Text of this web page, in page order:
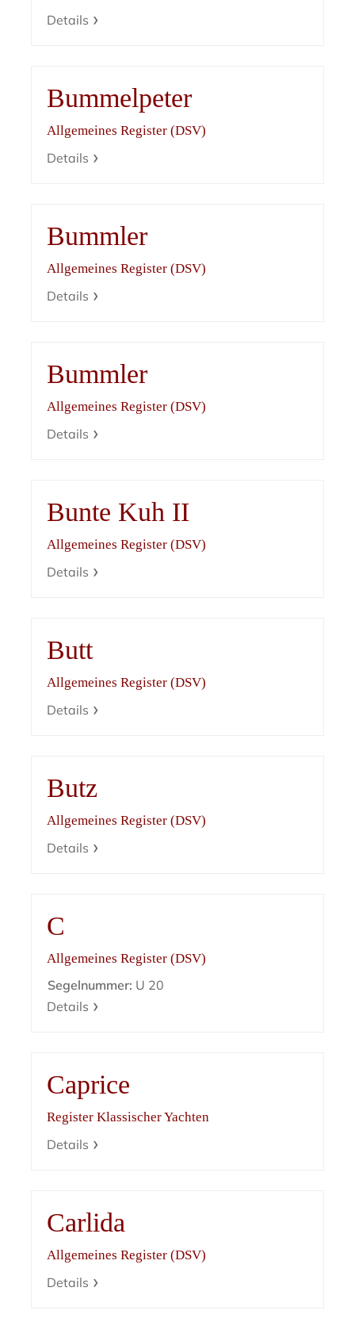
Details
Bummelpeter
Allgemeines Register (DSV)
Details
Bummler
Allgemeines Register (DSV)
Details
Bummler
Allgemeines Register (DSV)
Details
Bunte Kuh II
Allgemeines Register (DSV)
Details
Butt
Allgemeines Register (DSV)
Details
Butz
Allgemeines Register (DSV)
Details
C
Allgemeines Register (DSV)
Segelnummer: U 20
Details
Caprice
Register Klassischer Yachten
Details
Carlida
Allgemeines Register (DSV)
Details